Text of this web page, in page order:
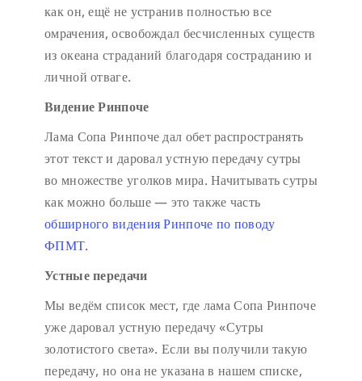
как он, ещё не устранив полностью все
омрачения, освобождал бесчисленных существ
из океана страданий благодаря состраданию и
личной отваге.
Видение Ринпоче
Лама Сопа Ринпоче дал обет распространять
этот текст и даровал устную передачу сутры
во множестве уголков мира. Начитывать сутры
как можно больше — это также часть
обширного видения Ринпоче по поводу
ФПМТ.
Устные передачи
Мы ведём список мест, где лама Сопа Ринпоче
уже даровал устную передачу «Сутры
золотистого света». Если вы получили такую
передачу, но она не указана в нашем списке,